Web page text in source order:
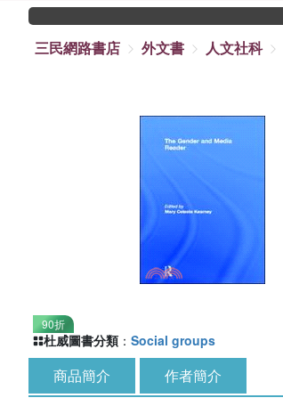
三民網路書店
外文書 人文社科
90折
杜威圖書分類 ： Social groups
商品簡介 作者簡介